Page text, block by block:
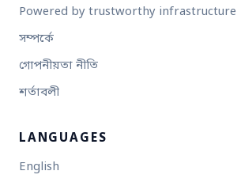
Powered by trustworthy infrastructure
সম্পর্কে
গোপনীয়তা নীতি
শর্তাবলী
LANGUAGES
English